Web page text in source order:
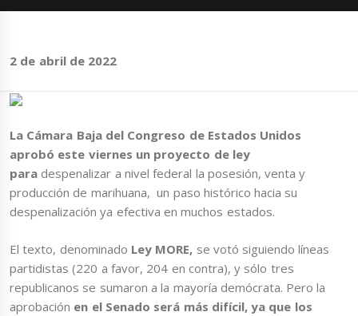
2 de abril de 2022
La Cámara Baja del Congreso de Estados Unidos
aprobó este viernes un proyecto de ley
para despenalizar a nivel federal la posesión, venta y
producción de marihuana, un paso histórico hacia su
despenalización ya efectiva en muchos estados.
El texto, denominado Ley MORE, se votó siguiendo líneas
partidistas (220 a favor, 204 en contra), y sólo tres
republicanos se sumaron a la mayoría demócrata. Pero la
aprobación en el Senado será más difícil, ya que los